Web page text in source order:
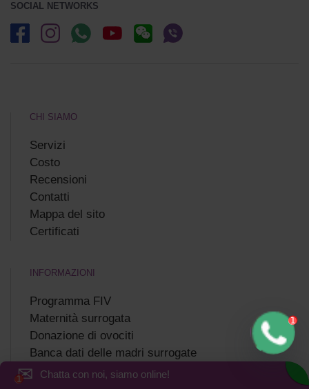
SOCIAL NETWORKS
CHI SIAMO
Servizi
Costo
Recensioni
Сontatti
Mappa del sito
Certificati
INFORMAZIONI
Programma FIV
Maternità surrogata
Donazione di ovociti
Banca dati delle madri surrogate
Banca dati delle donatrici di ovuli
✉ Chatta con noi, siamo online!